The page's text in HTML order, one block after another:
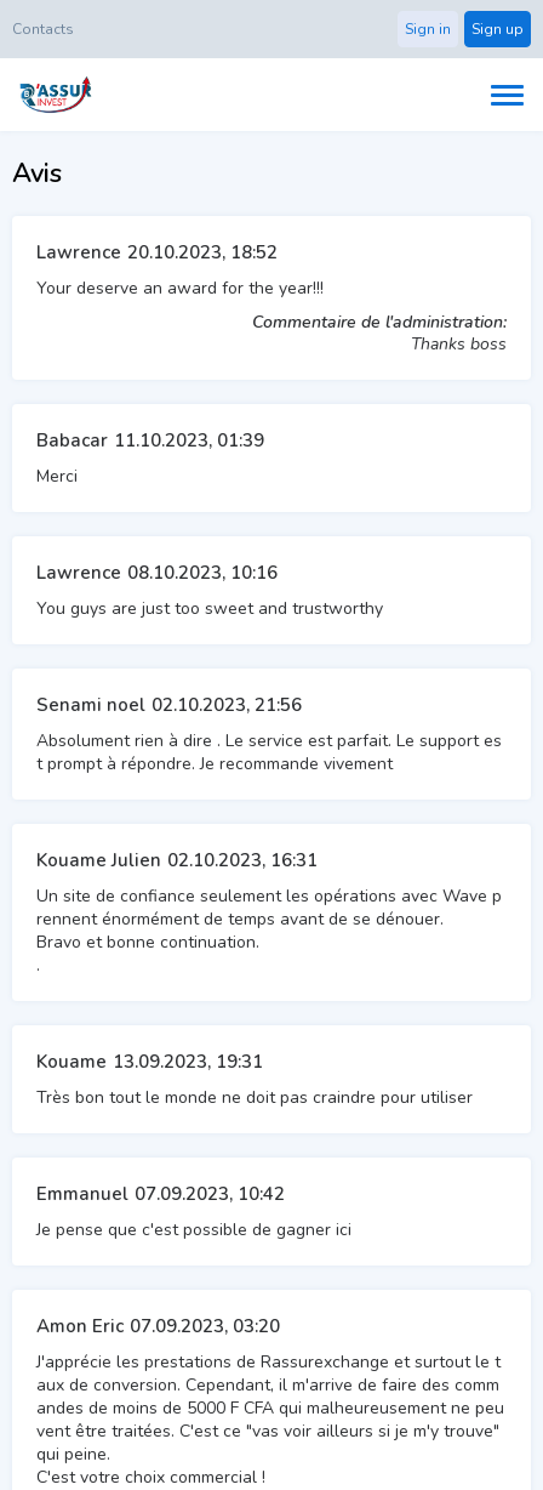
Contacts Sign up
Sign in
Avis
Lawrence 20.10.2023, 18:52
Your deserve an award for the year!!!
Commentaire de l'administration:
Thanks boss
Babacar 11.10.2023, 01:39
Merci
Lawrence 08.10.2023, 10:16
You guys are just too sweet and trustworthy
Senami noel 02.10.2023, 21:56
Absolument rien à dire . Le service est parfait. Le support es
t prompt à répondre. Je recommande vivement
Kouame Julien 02.10.2023, 16:31
Un site de confiance seulement les opérations avec Wave p
rennent énormément de temps avant de se dénouer.
Bravo et bonne continuation.
.
Kouame 13.09.2023, 19:31
Très bon tout le monde ne doit pas craindre pour utiliser
Emmanuel 07.09.2023, 10:42
Je pense que c'est possible de gagner ici
Amon Eric 07.09.2023, 03:20
J'apprécie les prestations de Rassurexchange et surtout le t
aux de conversion. Cependant, il m'arrive de faire des comm
andes de moins de 5000 F CFA qui malheureusement ne peu
vent être traitées. C'est ce "vas voir ailleurs si je m'y trouve"
qui peine.
C'est votre choix commercial !